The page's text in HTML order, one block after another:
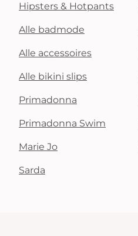
Hipsters & Hotpants
Alle badmode
Alle accessoires
Alle bikini slips
Primadonna
Primadonna Swim
Marie Jo
Sarda